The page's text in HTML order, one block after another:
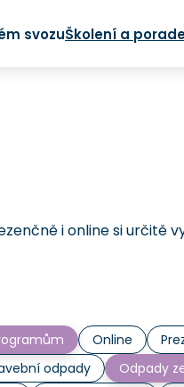
svozuŠkolení a
i online si určitě
Online
odpady Odpady